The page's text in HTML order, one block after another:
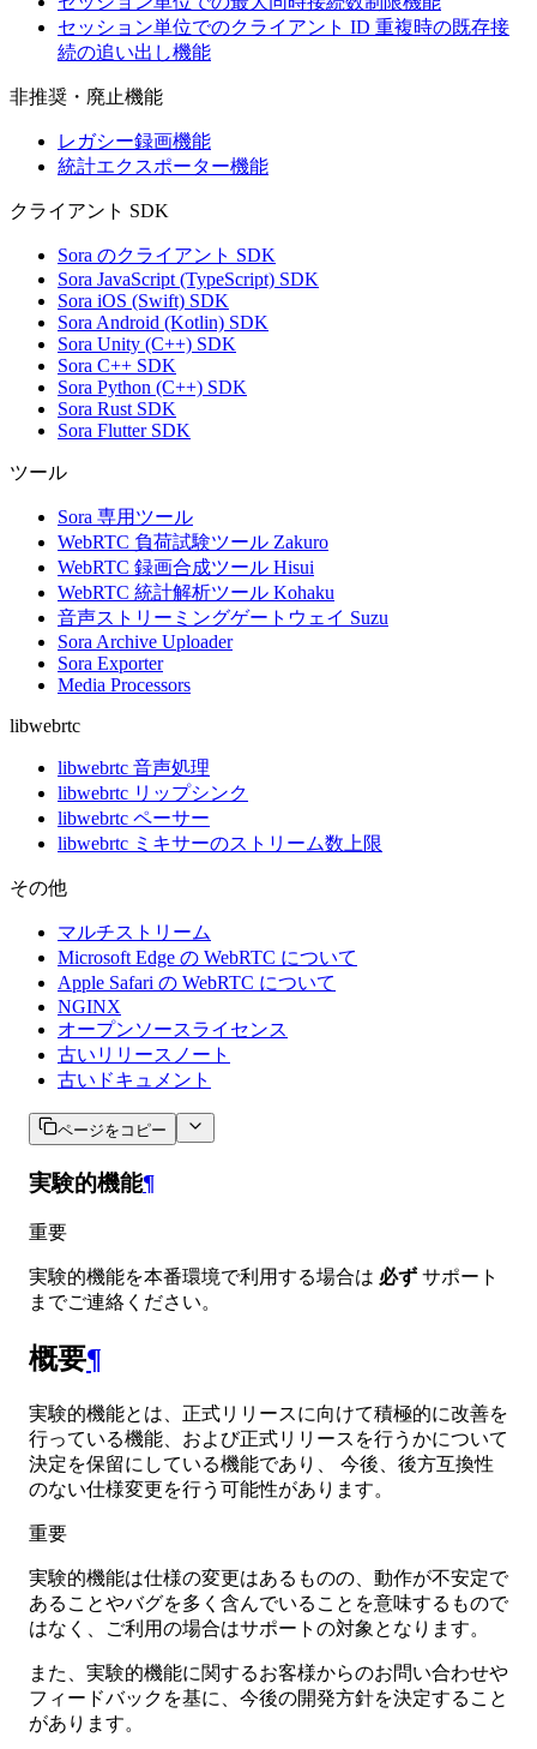
セッション単位でのクライアント ID 重複時の既存接
続の追い出し機能
非推奨・廃止機能
レガシー録画機能
統計エクスポーター機能
クライアント SDK
Sora のクライアント SDK
Sora JavaScript (TypeScript) SDK
Sora iOS (Swift) SDK
Sora Android (Kotlin) SDK
Sora Unity (C++) SDK
Sora C++ SDK
Sora Python (C++) SDK
Sora Rust SDK
Sora Flutter SDK
ツール
Sora 専用ツール
WebRTC 負荷試験ツール Zakuro
WebRTC 録画合成ツール Hisui
WebRTC 統計解析ツール Kohaku
音声ストリーミングゲートウェイ Suzu
Sora Archive Uploader
Sora Exporter
Media Processors
libwebrtc
libwebrtc 音声処理
libwebrtc リップシンク
libwebrtc ペーサー
libwebrtc ミキサーのストリーム数上限
その他
マルチストリーム
Microsoft Edge の WebRTC について
Apple Safari の WebRTC について
NGINX
オープンソースライセンス
古いリリースノート
古いドキュメント
ページをコピー
実験的機能¶
重要
実験的機能を本番環境で利用する場合は 必ず サポート
までご連絡ください。
概要¶
実験的機能とは、正式リリースに向けて積極的に改善を
行っている機能、および正式リリースを行うかについて
決定を保留にしている機能であり、 今後、後方互換性
のない仕様変更を行う可能性があります。
重要
実験的機能は仕様の変更はあるものの、動作が不安定で
あることやバグを多く含んでいることを意味するもので
はなく、ご利用の場合はサポートの対象となります。
また、実験的機能に関するお客様からのお問い合わせや
フィードバックを基に、今後の開発方針を決定すること
があります。